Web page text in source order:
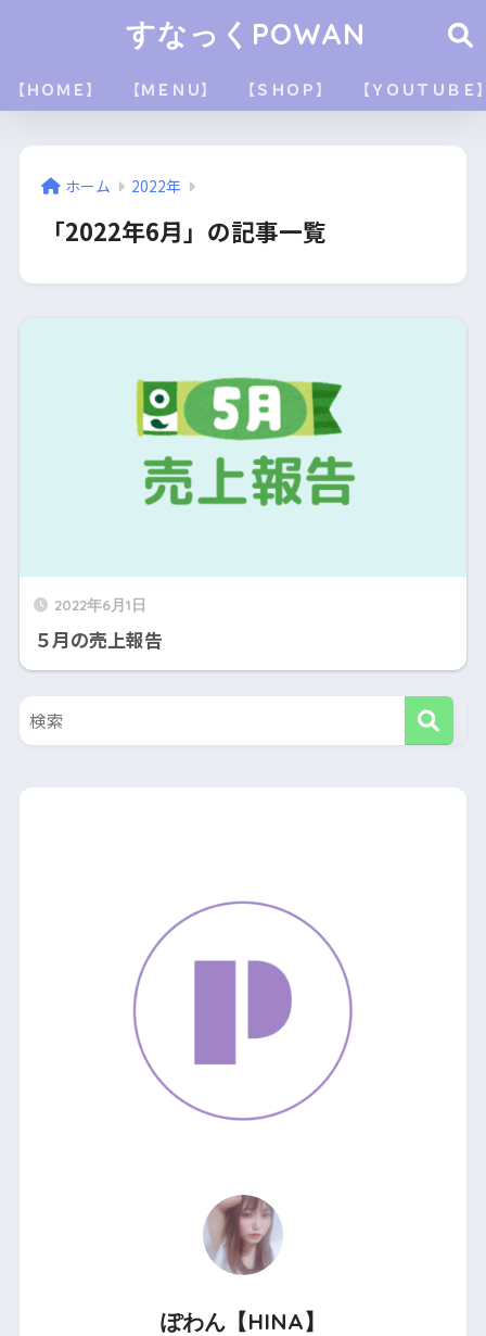
すなっくPOWAN
【ＨＯＭＥ】 【ＭＥＮＵ】 【ＳＨＯＰ】 【ＹＯＵＴＵＢＥ
ホーム 2022年
「2022年6月」の記事一覧
2022年6月1日
５月の売上報告
ぽわん【HINA】